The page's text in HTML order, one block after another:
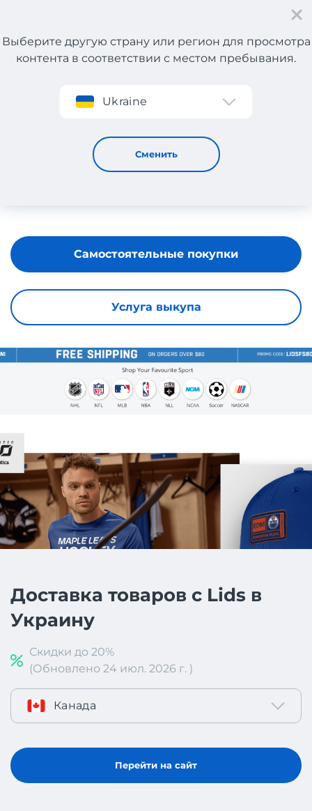
Регистрация
Выберите другую страну или регион для просмотра
контента в соответствии с местом пребывания.
Ukraine
Сменить
Услуга выкупа
Самостоятельные покупки
Доставка товаров с Lids в
Украину
Скидки до 20%
(Обновлено 24 июл. 2026 г. )
Канада
Перейти на сайт